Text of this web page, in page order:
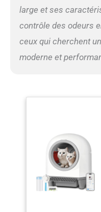
large et ses
contrôle des odeurs
ceux qui cherchent
moderne et